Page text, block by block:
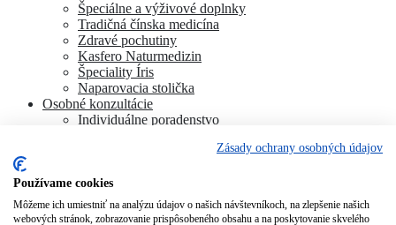
Špeciálne a výživové doplnky
Tradičná čínska medicína
Zdravé pochutiny
Kasfero Naturmedizin
Špeciality Íris
Naparovacia stolička
Osobné konzultácie
Individuálne poradenstvo
Aromaterapia
Homeopatia
Individuálna a partnerská numerológia
Zásady ochrany osobných údajov
Používame cookies
Môžeme ich umiestniť na analýzu údajov o našich návštevníkoch, na zlepšenie našich
webových stránok, zobrazovanie prispôsobeného obsahu a na poskytovanie skvelého